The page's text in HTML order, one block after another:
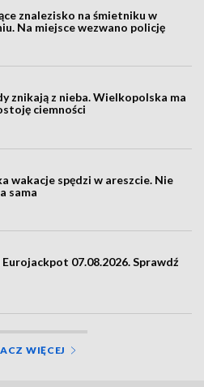
znalezisko na śmietniku w
Na miejsce wezwano policję
znikają z nieba. Wielkopolska ma
ciemności
wakacje spędzi w areszcie. Nie
sama
07.08.2026. Sprawdź
WIĘCEJ